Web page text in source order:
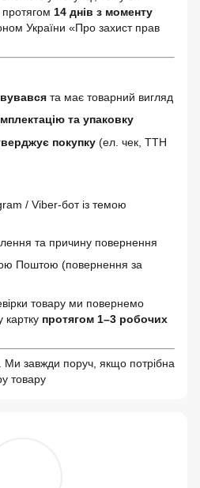
14 днів з моменту
України «Про захист прав
та має товарний вигляд
та упаковку
покупку (ел. чек, ТТН
/ Viber-бот із темою
та причину повернення
Поштою (повернення за
товару ми повернемо
картку протягом 1–3 робочих
Ми завжди поруч, якщо потрібна
товару